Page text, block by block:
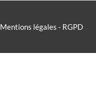
Mentions légales - RGPD